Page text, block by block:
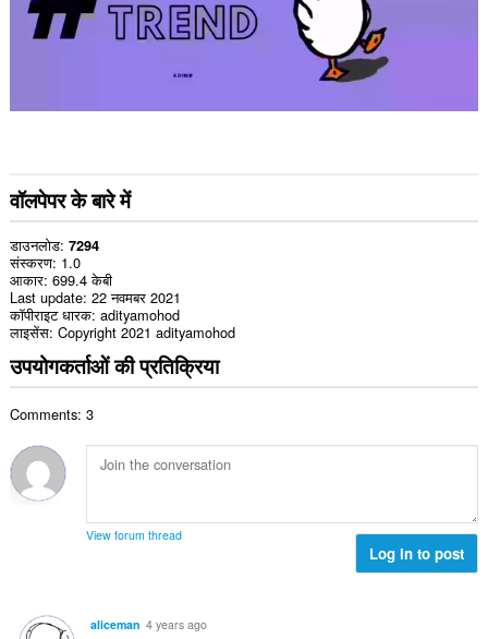
वॉलपेपर के बारे में
डाउनलोड 7294
संस्करण 1.0
आकार 699.4 केबी
Last update 22 नवमबर 2021
कॉपीराइट धारक adityamohod
लाइसेंस Copyright 2021 adityamohod
उपयोगकर्ताओं की प्रतिक्रिया
Comments: 3
View forum thread
Log in to post
aliceman 4 years ago